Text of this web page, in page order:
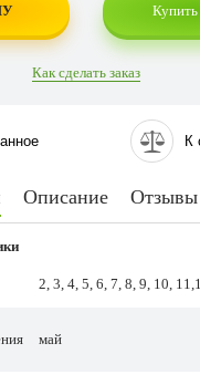
Купить
Как сделать заказ
К
Описание Отзывы
2, 3, 4, 5, 6, 7, 8, 9, 10,
май